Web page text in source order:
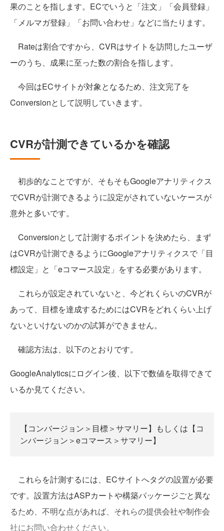
果のことを指します。ECでいうと「注文」「会員登録」
「メルマガ登録」「お問い合わせ」などに当たります。
Rateは割合ですから、CVRはサイトを訪問したユーザ
ーのうち、成果に至った数の割合を指します。
今回はECサイトが対象となるため、注文完了を
Conversionとして説明していきます。
CVRが計測できているかを確認
初歩的なことですが、そもそもGoogleアナリティクス
でCVRが計測できるように設定がされていないケースが
意外と多いです。
Conversionとして計測するポイントを決めたら、まず
はCVRが計測できるようにGoogleアナリティクスで「目
標設定」と「eコマース設定」をする必要があります。
これらが設定されていないと、今どれくらいのCVRが
あって、目標を達成するためにはCVRをどれくらい上げ
ないといけないのかの試算ができません。
確認方法は、以下のとおりです。
GoogleAnalyticsにログイン後、以下で数値を取得できて
いるか見てください。
【コンバージョン＞目標＞サマリー】もしくは【コ
ンバージョン＞eコマース＞サマリー】
これらを計測するには、ECサイトへタグの設置が必要
です。設置方法はASPカートや構築パッケージごと異な
るため、不明な点があれば、それらの提供会社や制作会
社にお問い合わせください。